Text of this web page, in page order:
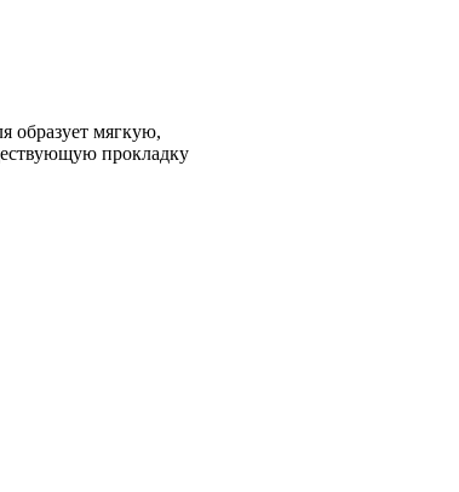
образует мягкую,
прокладку